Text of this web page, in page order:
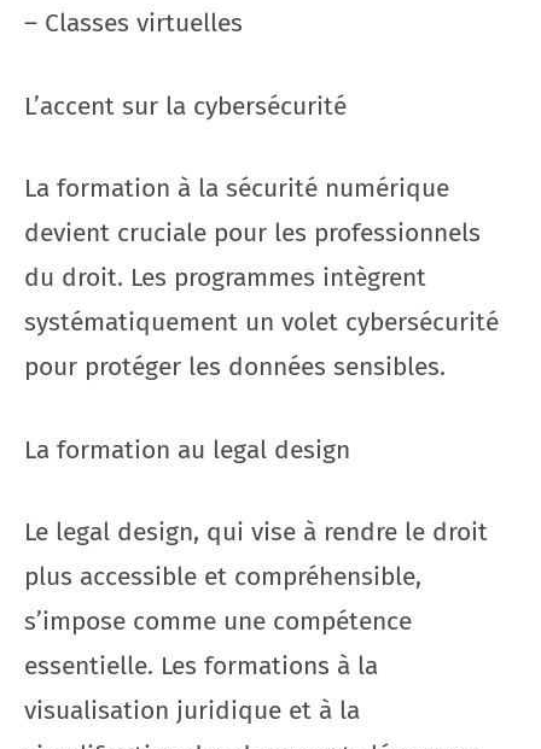
– Classes virtuelles
L’accent sur la cybersécurité
La formation à la sécurité numérique
devient cruciale pour les professionnels
du droit. Les programmes intègrent
systématiquement un volet cybersécurité
pour protéger les données sensibles.
La formation au legal design
Le legal design, qui vise à rendre le droit
plus accessible et compréhensible,
s’impose comme une compétence
essentielle. Les formations à la
visualisation juridique et à la